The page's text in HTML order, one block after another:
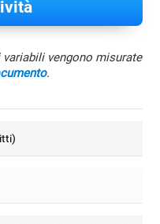
vengono misurate
.